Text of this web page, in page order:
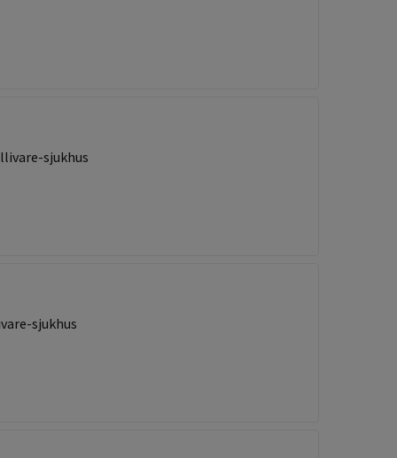
sjukhus
sjukhus